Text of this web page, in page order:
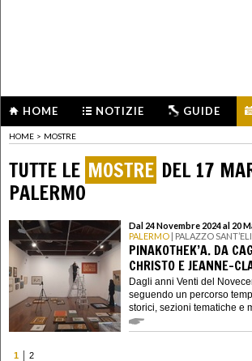
HOME NOTIZIE GUIDE
HOME > MOSTRE
TUTTE LE MOSTRE DEL 17
PALERMO
Dal 24 Novembre 2024 al 20
PALERMO | PALAZZO
PINAKOTHEK’A. DA
CHRISTO E JEANNE-
Dagli anni Venti del
seguendo un percorso
storici, sezioni tematiche e
1 2